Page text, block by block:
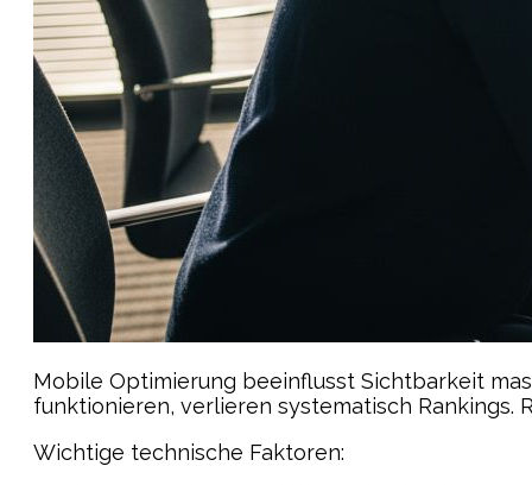
Mobile Optimierung beeinflusst Sichtbarkeit
funktionieren, verlieren systematisch Rankings.
Wichtige technische Faktoren: